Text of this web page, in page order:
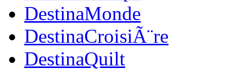
DestinaMonde
DestinaCroisiÃ¨re
DestinaQuilt